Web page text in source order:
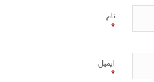
نام
*
ایمیل
*